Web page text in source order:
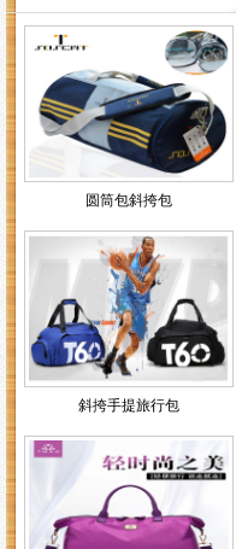
圆筒包斜挎包
斜挎手提旅行包